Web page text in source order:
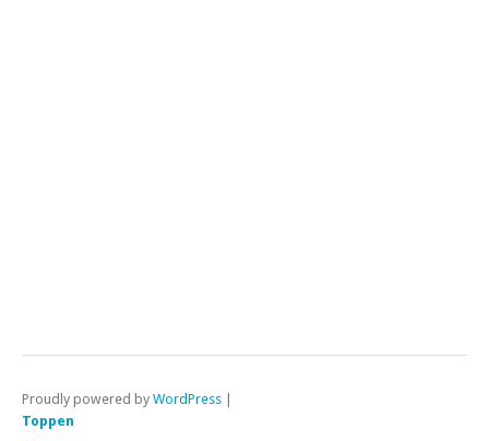
Proudly powered by WordPress |
Toppen